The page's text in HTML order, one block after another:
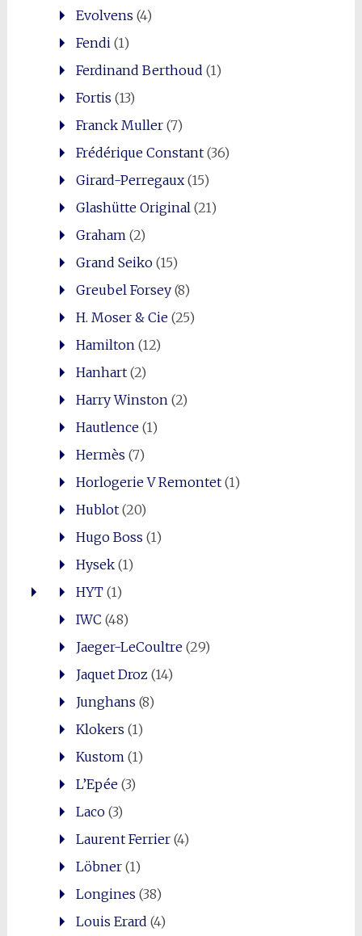
Evolvens (4)
Fendi(1)
Ferdinand Berthoud (1)
Fortis (13)
Franck Muller(7)
Frédérique Constant(36)
Girard-Perregaux(15)
Glashütte Original(21)
Graham(2)
Grand Seiko(15)
Greubel Forsey(8)
H. Moser & Cie(25)
Hamilton(12)
Hanhart(2)
Harry Winston(2)
Hautlence(1)
Hermès (7)
Horlogerie V Remontet(1)
Hublot(20)
Hugo Boss (1)
Hysek(1)
HYT(1)
IWC (48)
Jaeger-LeCoultre(29)
Jaquet Droz (14)
Junghans (8)
Klokers (1)
Kustom(1)
L’Epée(3)
Laco(3)
Laurent Ferrier(4)
Löbner(1)
Longines (38)
Louis Erard (4)